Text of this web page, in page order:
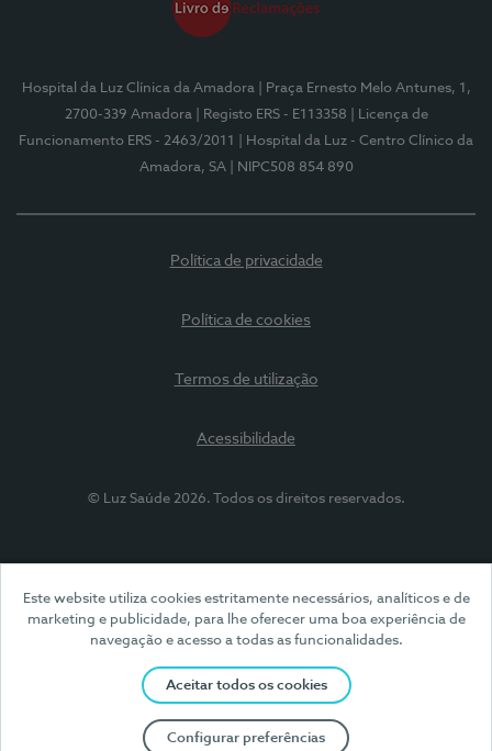
Este website utiliza cookies estritamente necessários, analíticos e de
marketing e publicidade, para lhe oferecer uma boa experiência de
navegação e acesso a todas as funcionalidades.
Aceitar todos os cookies
Configurar preferências
Hospital da Luz Clínica da Amadora
| Praça Ernesto Melo Antunes, 1,
2700-339 Amadora
| Registo ERS - E113358
| Licença de
Funcionamento ERS - 2463/2011
| Hospital da Luz - Centro Clínico da
Amadora, SA
| NIPC508 854 890
Política de privacidade
Política de cookies
Termos de utilização
Acessibilidade
© Luz Saúde 2026. Todos os direitos reservados.